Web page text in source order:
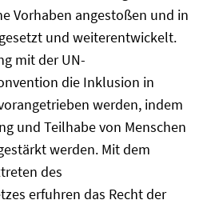
Vorhaben angestoßen und in
und weiterentwickelt.
mit der UN-
die Inklusion in
werden, indem
und Teilhabe von Menschen
werden. Mit dem
des
erfuhren das Recht der